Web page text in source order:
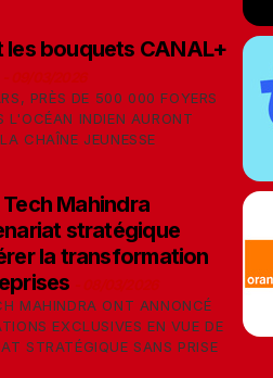
les bouquets CANAL+
PRÈS DE 500 000 FOYERS
L'OCÉAN INDIEN AURONT
CHAÎNE JEUNESSE
Mahindra
stratégique
la transformation
MAHINDRA ONT ANNONCÉ
EXCLUSIVES EN VUE DE
STRATÉGIQUE SANS PRISE